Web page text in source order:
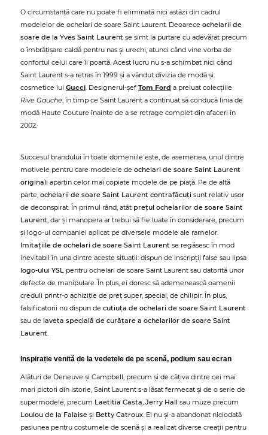
O circumstanță care nu poate fi eliminată nici astăzi din cadrul
modelelor de ochelari de soare Saint Laurent. Deoarece ochelarii de
soare de la Yves Saint Laurent se simt la purtare cu adevărat precum
o îmbrățișare caldă pentru nas și urechi, atunci când vine vorba de
confortul celui care îi poartă. Acest lucru nu s-a schimbat nici când
Saint Laurent s-a retras în 1999 și a vândut divizia de modă și
cosmetice lui Gucci. Designerul-șef Tom Ford a preluat colecțiile
Rive Gauche, în timp ce Saint Laurent a continuat să conducă linia de
modă Haute Couture înainte de a se retrage complet din afaceri în
2002.
Succesul brandului în toate domeniile este, de asemenea, unul dintre
motivele pentru care modelele de ochelari de soare Saint Laurent
originali aparțin celor mai copiate modele de pe piață. Pe de altă
parte, ochelarii de soare Saint Laurent contrafăcuți sunt relativ ușor
de deconspirat. În primul rând, atât prețul ochelarilor de soare Saint
Laurent, dar și manopera ar trebui să fie luate în considerare, precum
și logo-ul companiei aplicat pe diversele modele ale ramelor.
Imitațiile de ochelari de soare Saint Laurent se regăsesc în mod
inevitabil în una dintre aceste situații: dispun de inscripții false sau lipsa
logo-ului YSL pentru ochelari de soare Saint Laurent sau datorită unor
defecte de manipulare. În plus, ei doresc să ademenească oamenii
creduli printr-o achiziție de preț super, special, de chilipir. În plus,
falsificatorii nu dispun de cutiuța de ochelari de soare Saint Laurent
sau de laveta specială de curățare a ochelarilor de soare Saint
Laurent.
Inspirație venită de la vedetele de pe scenă, podium sau ecran
Alături de Deneuve și Campbell, precum și de câțiva dintre cei mai
mari pictori din istorie, Saint Laurent s-a lăsat fermecat și de o serie de
supermodele, precum Laetitia Casta, Jerry Hall sau muze precum
Loulou de la Falaise și Betty Catroux. El nu și-a abandonat niciodată
pasiunea pentru costumele de scenă și a realizat diverse creații pentru